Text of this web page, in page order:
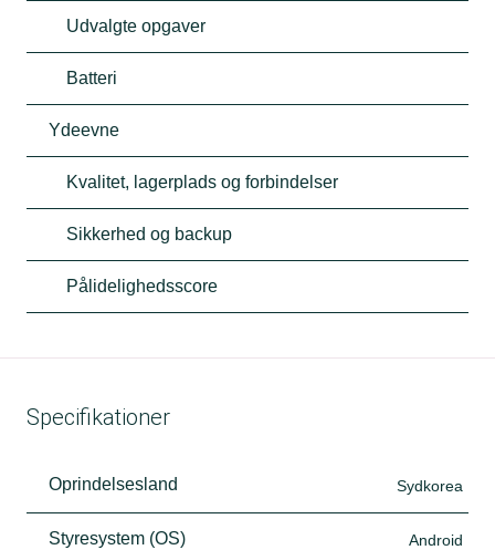
Udvalgte opgaver
Batteri
Ydeevne
Kvalitet, lagerplads og forbindelser
Sikkerhed og backup
Pålidelighedsscore
Specifikationer
Oprindelsesland Sydkorea
Styresystem (OS) Android